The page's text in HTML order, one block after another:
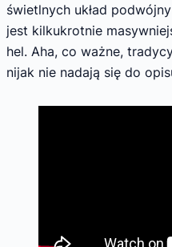
świetlnych układ
jest kilkukrotnie
hel. Aha, co ważne,
nijak nie nadają się do